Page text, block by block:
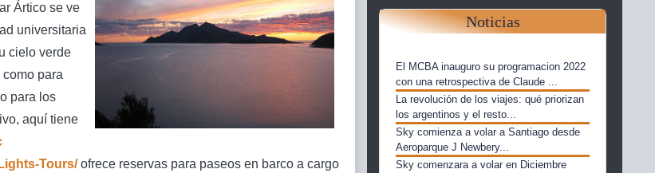
Ártico se ve
universitaria
cielo verde
para
para los
aquí tiene
Tours/ofrece reservas para paseos en barco a cargo
Noticias
El MCBA inauguro su programacion 2022
con una retrospectiva de Claude ...
La revolución de los viajes: qué priorizan
los argentinos y el resto...
Sky comienza a volar a Santiago desde
Aeroparque J Newbery...
Sky comenzara a volar en Diciembre